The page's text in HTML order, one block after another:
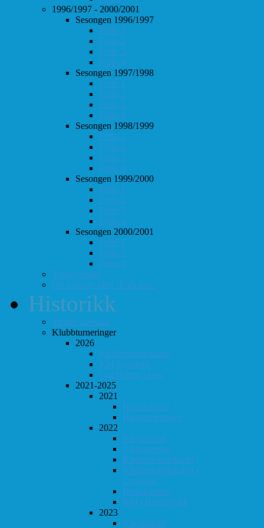
1996/1997 - 2000/2001
Sesongen 1996/1997
Follo 1
Follo 2
Follo 3
Follo 4
Sesongen 1997/1998
Follo 1
Follo 2
Follo 3
Follo 4
Sesongen 1998/1999
Follo 1
Follo 2
Follo 3
Follo 4
Sesongen 1999/2000
Follo 1
Follo 2
Follo 3
Follo 4
Sesongen 2000/2001
Follo 1
Follo 2
Follo 3
Totaloversikt
ØS-kamper med "Fullt hus"
Historikk
Vinner-oversikt
Klubbturneringer
2026
Klubbmesterskapet
KM Lynsjakk
Lyn/Hurtig våren
2021-2025
2021
Høst-konrad
Høstturneringen
2022
Vår-konrad
Vårturnering
Klubbmesterskapet
Klubbmesterskapet i
Lynsjakk
Høst-konrad
KM i Hurtigsjakk
2023
Vår-konrad